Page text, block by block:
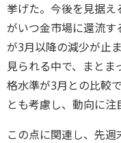
挙げた。今後を見据
がいつ金市場に還流す
が3月以降の減少が止
見られる中で、まと
格水準が3月との比較
とも考慮し、動向に注
この点に関連し、先